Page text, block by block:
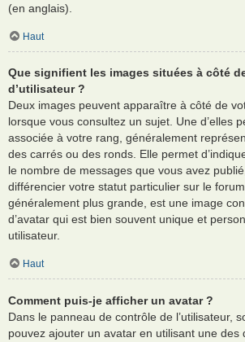
(en anglais).
Haut
Que signifient les images situées à côté
d’utilisateur ?
Deux images peuvent apparaître à côté de
lorsque vous consultez un sujet. Une d’elles
associée à votre rang, généralement
des carrés ou des ronds. Elle permet
le nombre de messages que vous avez
différencier votre statut particulier sur le
généralement plus grande, est une image
d’avatar qui est bien souvent unique et
utilisateur.
Haut
Comment puis-je afficher un avatar ?
Dans le panneau de contrôle de l’utilisateur,
pouvez ajouter un avatar en utilisant une des